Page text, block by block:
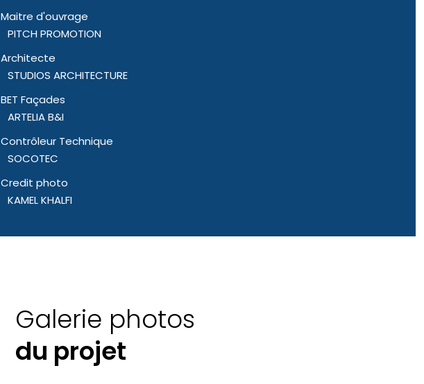
Maitre d'ouvrage
PITCH PROMOTION
Architecte
STUDIOS ARCHITECTURE
BET Façades
ARTELIA B&I
Contrôleur Technique
SOCOTEC
Credit photo
KAMEL KHALFI
Galerie photos
du projet